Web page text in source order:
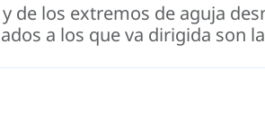
de los extremos de aguja
a los que va dirigida son